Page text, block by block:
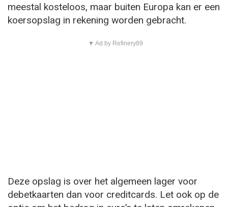
meestal kosteloos, maar buiten Europa kan er een
koersopslag in rekening worden gebracht.
▼ Ad by Refinery89
Deze opslag is over het algemeen lager voor
debetkaarten dan voor creditcards. Let ook op de